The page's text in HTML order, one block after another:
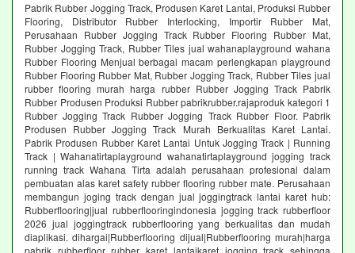
Pabrik Rubber Jogging Track, Produsen Karet Lantai, Produksi Rubber
Flooring, Distributor Rubber Interlocking, Importir Rubber Mat,
Perusahaan Rubber Jogging Track Rubber Flooring Rubber Mat,
Rubber Jogging Track, Rubber Tiles jual wahanaplayground wahana
Rubber Flooring Menjual berbagai macam perlengkapan playground
Rubber Flooring Rubber Mat, Rubber Jogging Track, Rubber Tiles jual
rubber flooring murah harga rubber Rubber Jogging Track Pabrik
Rubber Produsen Produksi Rubber pabrikrubber.rajaproduk kategori 1
Rubber Jogging Track Rubber Jogging Track Rubber Floor. Pabrik
Produsen Rubber Jogging Track Murah Berkualitas Karet Lantai.
Pabrik Produsen Rubber Karet Lantai Untuk Jogging Track | Running
Track | Wahanatirtaplayground wahanatirtaplayground jogging track
running track Wahana Tirta adalah perusahaan profesional dalam
pembuatan alas karet safety rubber flooring rubber mate. Perusahaan
membangun joging track dengan jual joggingtrack lantai karet hub:
Rubberflooring|jual rubberflooringindonesia jogging track rubberfloor
2026 jual joggingtrack rubberflooring yang berkualitas dan mudah
diaplikasi. dihargai|Rubberflooring dijual|Rubberflooring murah|harga